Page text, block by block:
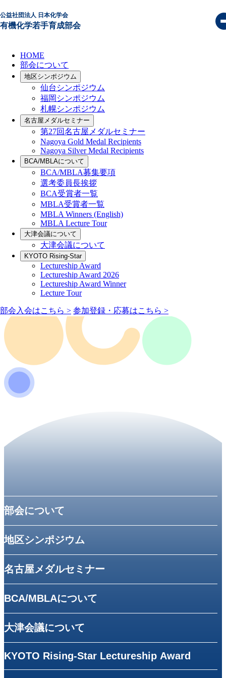
公益社団法人 日本化学会
有機化学若手育成部会
HOME
部会について
地区シンポジウム
仙台シンポジウム
福岡シンポジウム
札幌シンポジウム
名古屋メダルセミナー
第27回名古屋メダルセミナー
Nagoya Gold Medal Recipients
Nagoya Silver Medal Recipients
BCA/MBLAについて
BCA/MBLA募集要項
選考委員長挨拶
BCA受賞者⼀覧
MBLA受賞者一覧
MBLA Winners (English)
MBLA Lecture Tour
⼤津会議について
⼤津会議について
KYOTO Rising-Star
Lectureship Award
Lectureship Award 2026
Lectureship Award Winner
Lecture Tour
部会入会はこちら > 参加登録・応募はこちら >
地区シンポジウム
Under Construction
部会について
地区シンポジウム
名古屋メダルセミナー
BCA/MBLAについて
⼤津会議について
KYOTO Rising-Star Lectureship Award